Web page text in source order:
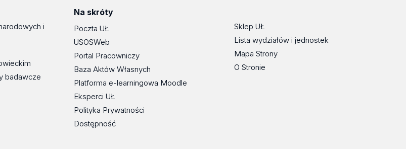
i
badawcze
Na skróty
Poczta UŁ
USOSWeb
Portal Pracowniczy
Baza Aktów Własnych
Platforma e-learningowa Moodle
Eksperci UŁ
Polityka Prywatności
Dostępność
Sklep UŁ
Lista wydziałów i jednostek
Mapa Strony
O Stronie